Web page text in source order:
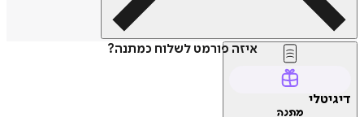
איזה פורמט לשלוח כמתנה?
דיגיטלי
מתנה